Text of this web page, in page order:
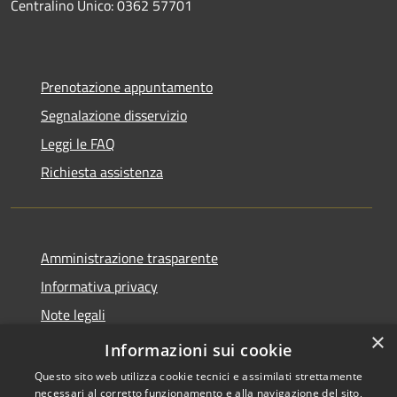
Centralino Unico: 0362 57701
Prenotazione appuntamento
Segnalazione disservizio
Leggi le FAQ
Richiesta assistenza
Amministrazione trasparente
Informativa privacy
Note legali
Dichiarazione di accessibilità
×
Informazioni sui cookie
Questo sito web utilizza cookie tecnici e assimilati strettamente
necessari al corretto funzionamento e alla navigazione del sito,